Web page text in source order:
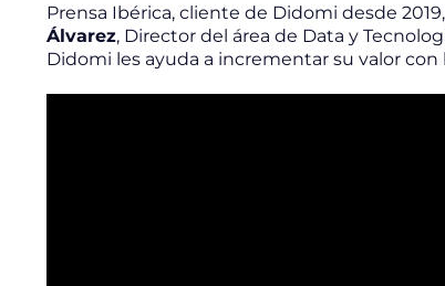
Prensa Ibérica, cliente de Didomi desde
Álvarez, Director del área de Data y
Didomi les ayuda a incrementar su valor con